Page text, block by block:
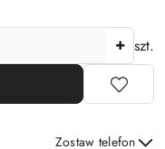
szt.
Zostaw telefon